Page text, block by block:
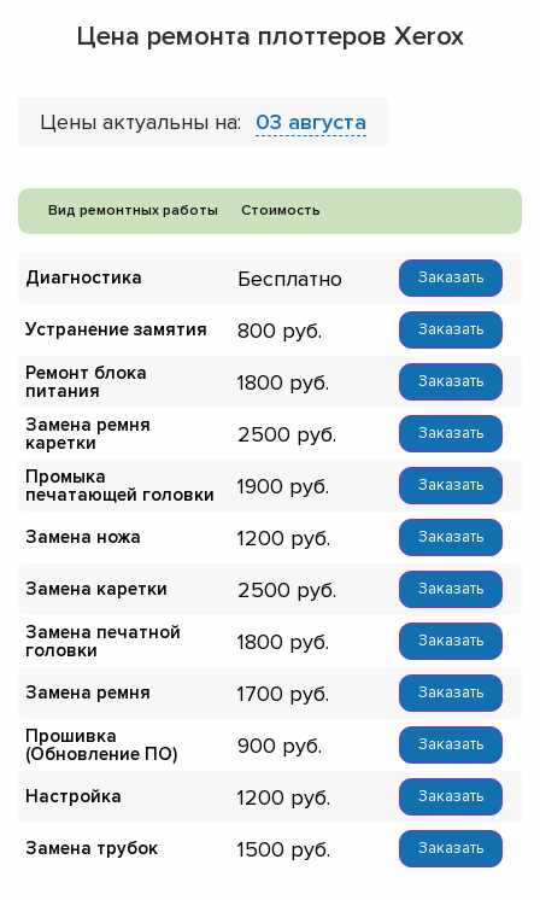
Цена ремонта плоттеров Xerox
Цены актуальны на: 03 августа
Вид ремонтных работы Стоимость
Диагностика Бесплатно Заказать
Устранение замятия 800 Заказать
Ремонт блока
питания
1800 Заказать
Замена ремня
каретки
2500 Заказать
Промыка
печатающей головки
1900 Заказать
Замена ножа 1200 Заказать
Замена каретки 2500 Заказать
Замена печатной
головки
1800 Заказать
Замена ремня 1700 Заказать
Прошивка
(Обновление ПО)
900 Заказать
Настройка 1200 Заказать
Замена трубок 1500 Заказать